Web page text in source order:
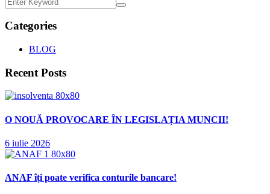
Categories
BLOG
Recent Posts
O NOUĂ PROVOCARE ÎN LEGISLAȚIA MUNCII!
6 iulie 2026
ANAF îți poate verifica conturile bancare!